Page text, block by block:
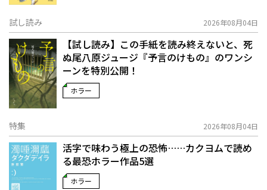
試し読み 2026年08月04日
【試し読み】この手紙を読み終えないと、死
ぬ――尾八原ジュージ『予言のけもの』のワンシ
ーンを特別公開！
ホラー
特集 2026年08月04日
活字で味わう極上の恐怖……カクヨムで読め
る最恐ホラー作品5選
ホラー